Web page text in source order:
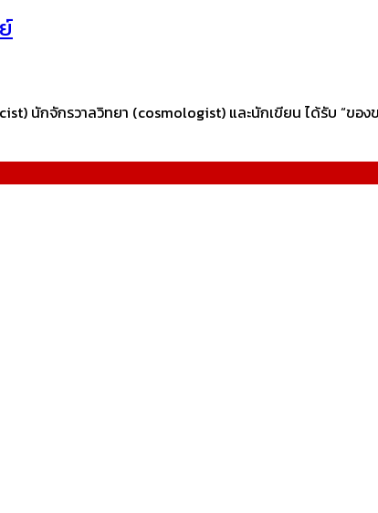
นักจักรวาลวิทยา (cosmologist) และนักเขียน ได้รับ “ของ